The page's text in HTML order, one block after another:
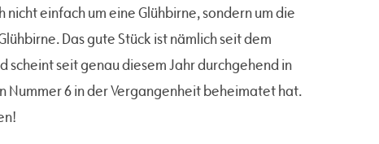
einfach um eine Glühbirne, sondern um die
Das gute Stück ist nämlich seit dem
scheint seit genau diesem Jahr durchgehend in
6 in der Vergangenheit beheimatet hat.